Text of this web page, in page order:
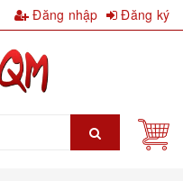
Đăng nhập Đăng ký